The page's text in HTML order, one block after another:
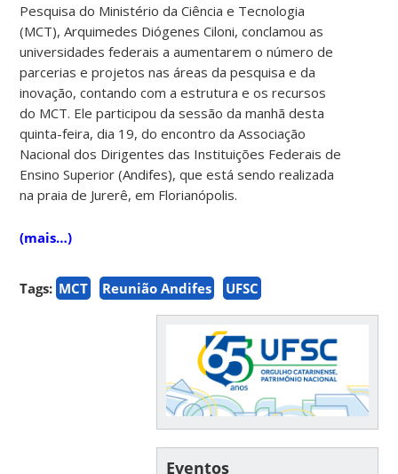
Pesquisa do Ministério da Ciência e Tecnologia
(MCT), Arquimedes Diógenes Ciloni, conclamou as
universidades federais a aumentarem o número de
parcerias e projetos nas áreas da pesquisa e da
inovação, contando com a estrutura e os recursos
do MCT. Ele participou da sessão da manhã desta
quinta-feira, dia 19, do encontro da Associação
Nacional dos Dirigentes das Instituições Federais de
Ensino Superior (Andifes), que está sendo realizada
na praia de Jurerê, em Florianópolis.
(mais…)
Tags: MCT Reunião Andifes UFSC
Eventos